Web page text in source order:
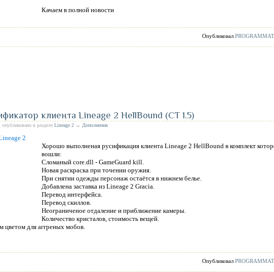
Качаем в полной новости
Опубликовал
клиента Lineage 2 HellBound (CT 1.5)
в разделе Lineage 2 → Дополнения
Хорошо выполненая русификация клиента Lineage 2 HellBound в комплект
вошли:
Сломаный core.dll - GameGuard kill.
Новая раскраска при точении оружия.
При снятии одежды персонаж остаётся в нижнем белье.
Добавлена заставка из Lineage 2 Gracia.
Перевод интерфейса.
Перевод скиллов.
Неограниченое отдаление и приближение камеры.
Количество кристалов, стоимость вещей.
цветом для аггреных мобов.
Опубликовал